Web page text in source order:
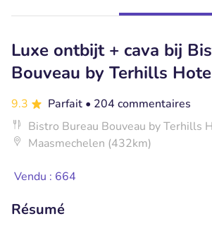
Luxe ontbijt + cava bij
Bouveau by Terhills
9.3 Parfait • 204 commentaires
Bistro Bureau Bouveau by Terhills
Maasmechelen (432km)
Vendu : 664
Résumé